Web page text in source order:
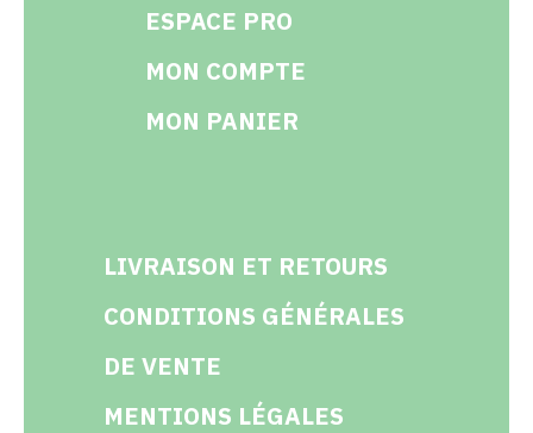
ESPACE PRO
MON COMPTE
MON PANIER
LIVRAISON ET RETOURS
CONDITIONS GÉNÉRALES
DE VENTE
MENTIONS LÉGALES